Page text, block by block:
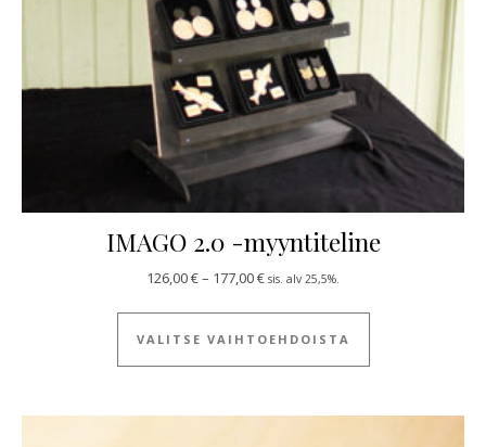
IMAGO 2.0 -myyntiteline
126,00€– 177,00€Hintaluokka: 126,00 € - 177,00 €
sis. alv 25,5%.
VALITSE VAIHTOEHDOISTA
Tällä tuotteella